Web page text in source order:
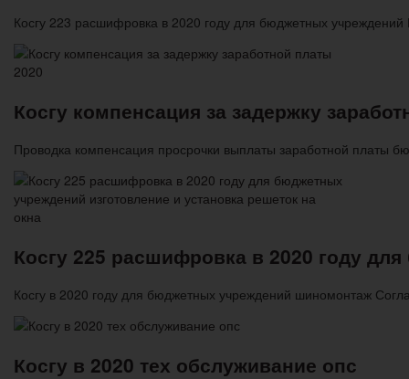
Косгу 223 расшифровка в 2020 году для бюджетных
Косгу компенсация за задержку
Проводка компенсация просрочки выплаты заработной платы
Косгу 225 расшифровка в 2020 году
Косгу в 2020 году для бюджетных учреждений шиномонтаж
Косгу в 2020 тех обслуживание опс